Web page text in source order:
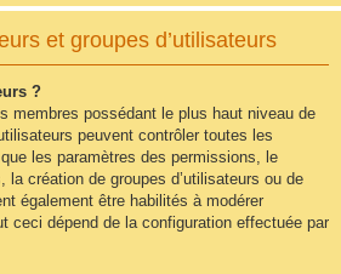
et groupes d’utilisateurs
?
membres possédant le plus haut niveau de
peuvent contrôler toutes les
les paramètres des permissions, le
la création de groupes d’utilisateurs ou de
également être habilités à modérer
ceci dépend de la configuration effectuée par